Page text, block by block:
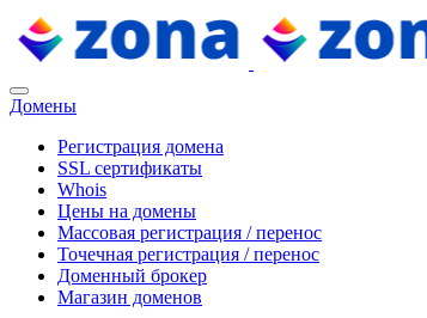
Домены
Регистрация домена
SSL сертификаты
Whois
Цены на домены
Массовая регистрация / перенос
Точечная регистрация / перенос
Доменный брокер
Магазин доменов